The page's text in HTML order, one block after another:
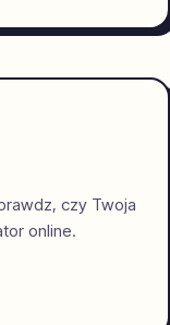
czy Twoja
online.